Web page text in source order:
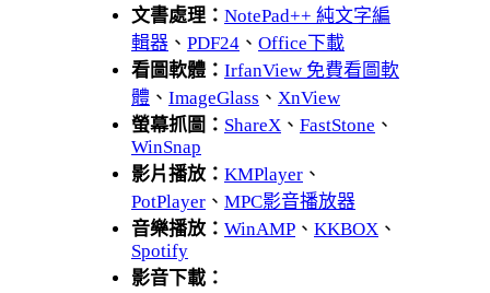
文書處理： NotePad++ 純文字編
輯器 、 PDF24 、 Office下載
看圖軟體： IrfanView 免費看圖軟
體 、 ImageGlass 、 XnView
螢幕抓圖： ShareX 、 FastStone 、
WinSnap
影片播放： KMPlayer 、
PotPlayer 、 MPC影音播放器
音樂播放： WinAMP 、 KKBOX 、
Spotify
影音下載：